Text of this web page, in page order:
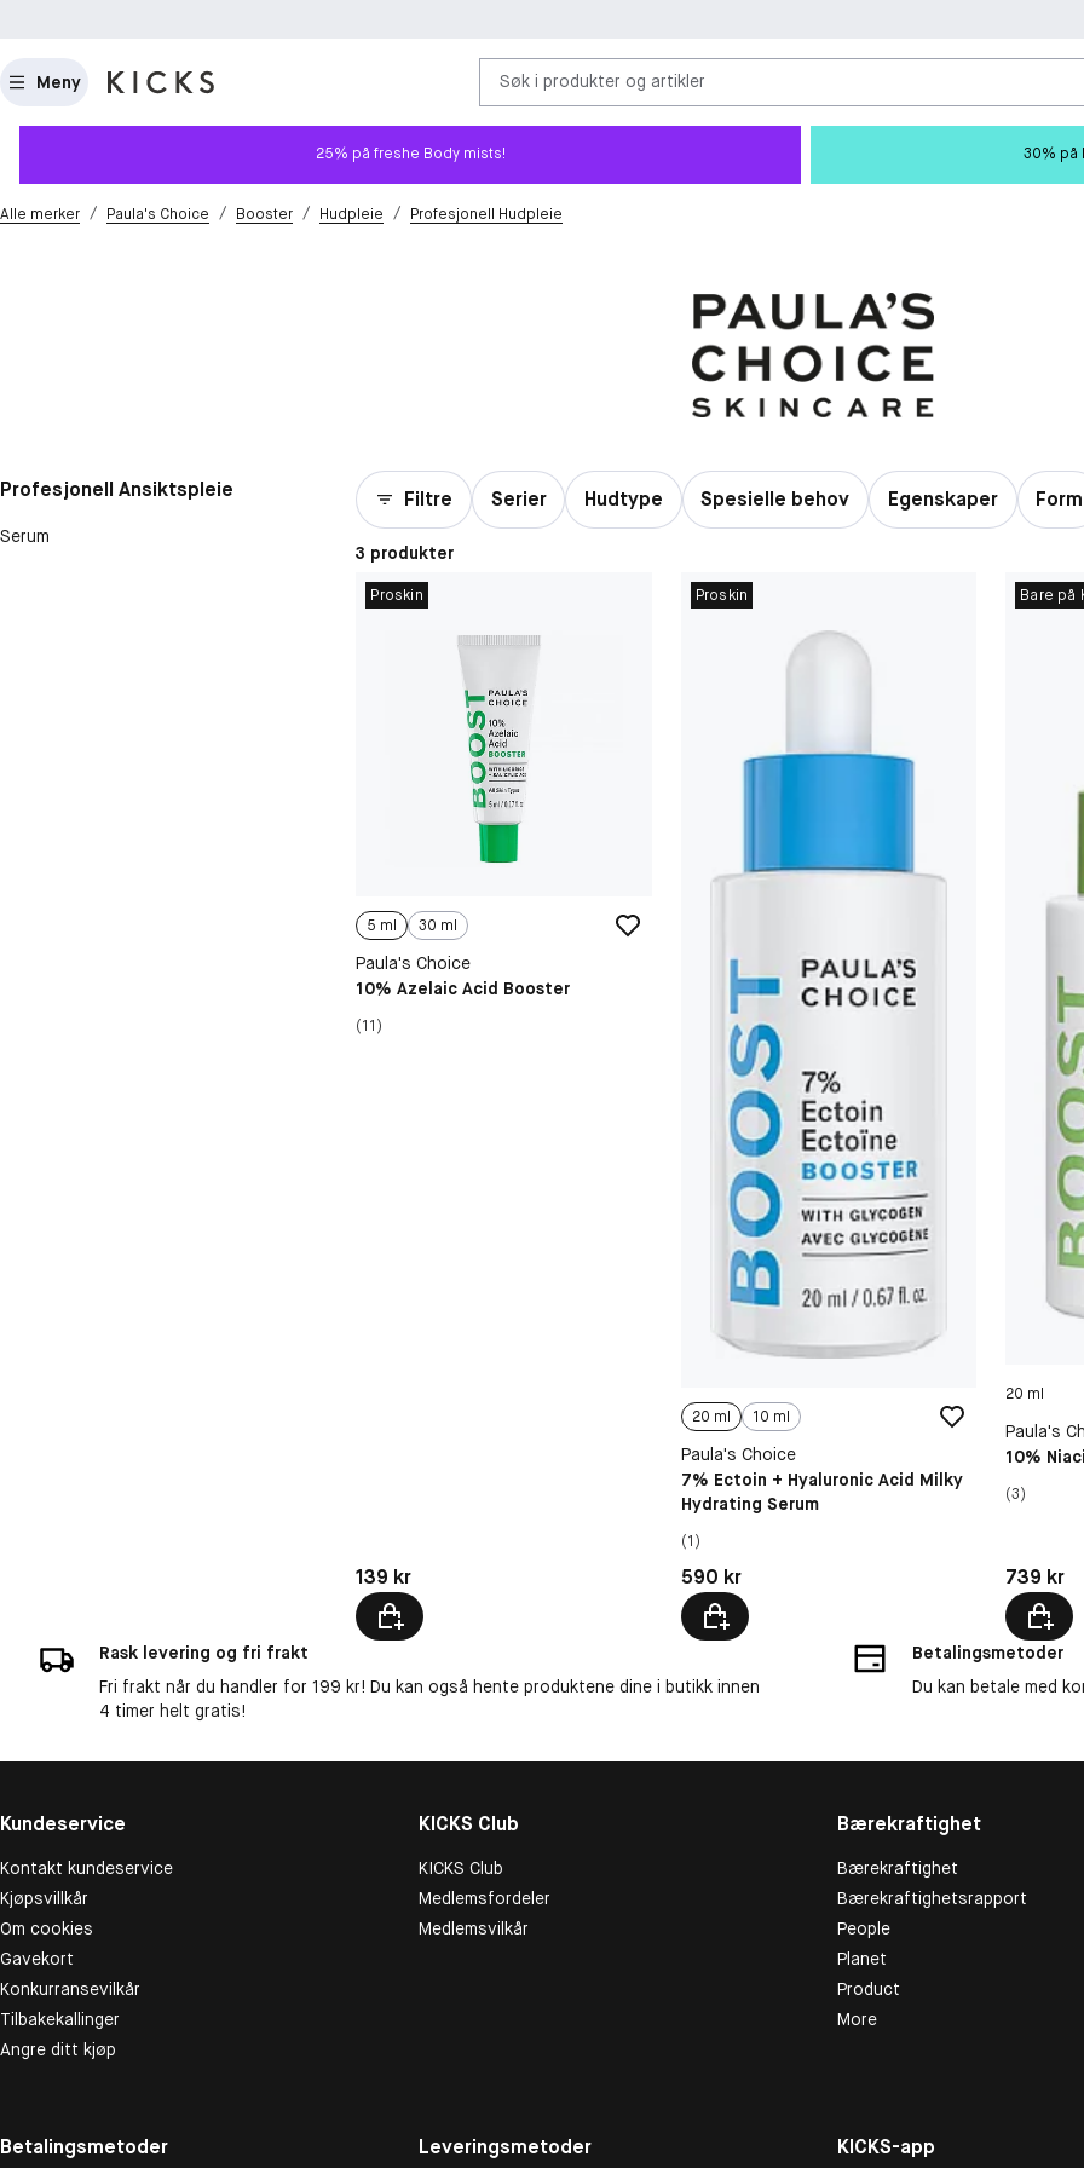
Meny Søk i produkter og artikler
25% på freshe Body mists! 30% på
Alle merker / Paula's Choice / Booster / Hudpleie / Profesjonell Hudpleie
Profesjonell Ansiktspleie
Serum
Filtre Serier Hudtype Spesielle behov Egenskaper Form
3 produkter
Proskin
5 ml 30 ml
Paula's Choice
10% Azelaic Acid Booster
(11)
Pris: 139 kr
139 kr
Proskin
20 ml 10 ml
Paula's Choice
7% Ectoin + Hyaluronic Acid Milky
Hydrating Serum
(1)
Pris: 590 kr
590 kr
Bare på
20 ml
Paula's
10%
(3)
Pris: 739
739 kr
Rask levering og fri frakt
Fri frakt når du handler for 199 kr! Du kan også hente produktene dine i butikk innen
4 timer helt gratis!
Betalingsmetoder
Du kan betale med
Kundeservice
Kontakt kundeservice
Kjøpsvillkår
Om cookies
Gavekort
Konkurransevilkår
Tilbakekallinger
Angre ditt kjøp
KICKS Club
KICKS Club
Medlemsfordeler
Medlemsvilkår
Bærekraftighet
Bærekraftighet
Bærekraftighetsrapport
People
Planet
Product
More
Betalingsmetoder Leveringsmetoder KICKS-app